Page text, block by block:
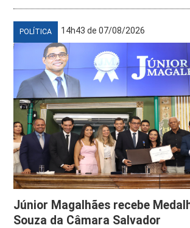
POLÍTICA 14h43 de 07/08/2026
Júnior Magalhães recebe
Souza da Câmara Salvador